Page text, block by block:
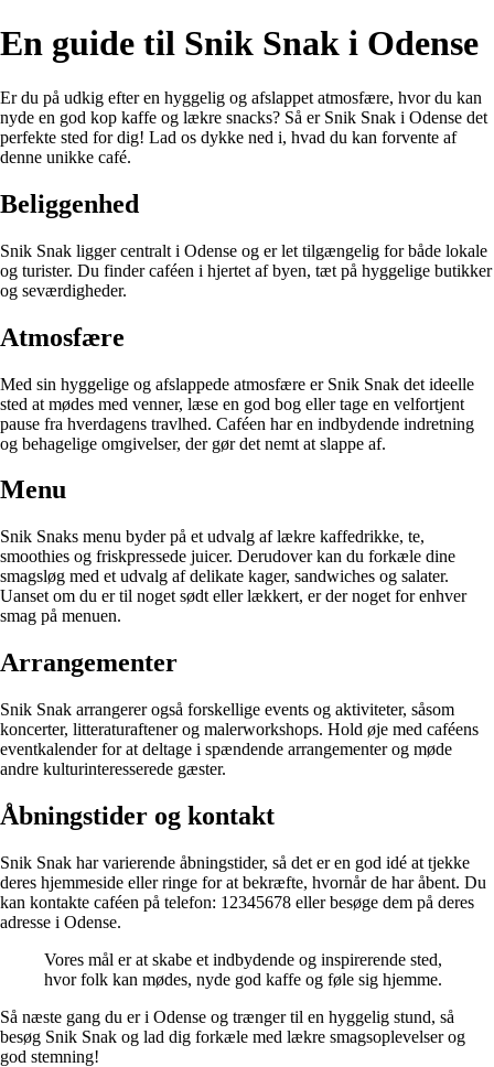
En guide til Snik Snak i Odense
Er du på udkig efter en hyggelig og afslappet atmosfære, hvor du kan
nyde en god kop kaffe og lækre snacks? Så er Snik Snak i Odense det
perfekte sted for dig! Lad os dykke ned i, hvad du kan forvente af
denne unikke café.
Beliggenhed
Snik Snak ligger centralt i Odense og er let tilgængelig for både lokale
og turister. Du finder caféen i hjertet af byen, tæt på hyggelige butikker
og seværdigheder.
Atmosfære
Med sin hyggelige og afslappede atmosfære er Snik Snak det ideelle
sted at mødes med venner, læse en god bog eller tage en velfortjent
pause fra hverdagens travlhed. Caféen har en indbydende indretning
og behagelige omgivelser, der gør det nemt at slappe af.
Menu
Snik Snaks menu byder på et udvalg af lækre kaffedrikke, te,
smoothies og friskpressede juicer. Derudover kan du forkæle dine
smagsløg med et udvalg af delikate kager, sandwiches og salater.
Uanset om du er til noget sødt eller lækkert, er der noget for enhver
smag på menuen.
Arrangementer
Snik Snak arrangerer også forskellige events og aktiviteter, såsom
koncerter, litteraturaftener og malerworkshops. Hold øje med caféens
eventkalender for at deltage i spændende arrangementer og møde
andre kulturinteresserede gæster.
Åbningstider og kontakt
Snik Snak har varierende åbningstider, så det er en god idé at tjekke
deres hjemmeside eller ringe for at bekræfte, hvornår de har åbent. Du
kan kontakte caféen på telefon: 12345678 eller besøge dem på deres
adresse i Odense.
Vores mål er at skabe et indbydende og inspirerende sted,
hvor folk kan mødes, nyde god kaffe og føle sig hjemme.
Så næste gang du er i Odense og trænger til en hyggelig stund, så
besøg Snik Snak og lad dig forkæle med lækre smagsoplevelser og
god stemning!